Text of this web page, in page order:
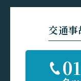
交通